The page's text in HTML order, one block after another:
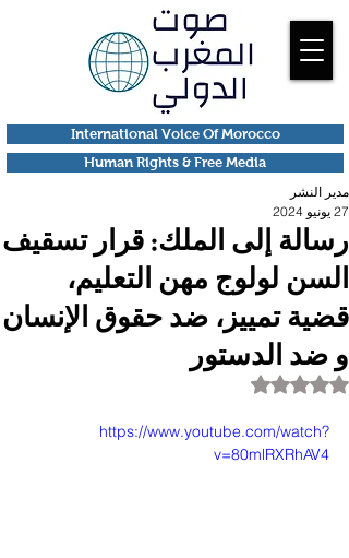
Human Rights & Free Media
International Voice Of Morocco
رسالة إلى الملك: قرار تسقيف
السن لولوج مهن التعليم،
قضية تمييز، ضد حقوق الإنسان
و ضد الدستور
مدير النشر
27 يونيو 2024
تم التقييم بـ ليس رقمًا من أصل 5 نجوم.
https://www.youtube.com/watch?
v=80mlRXRhAV4